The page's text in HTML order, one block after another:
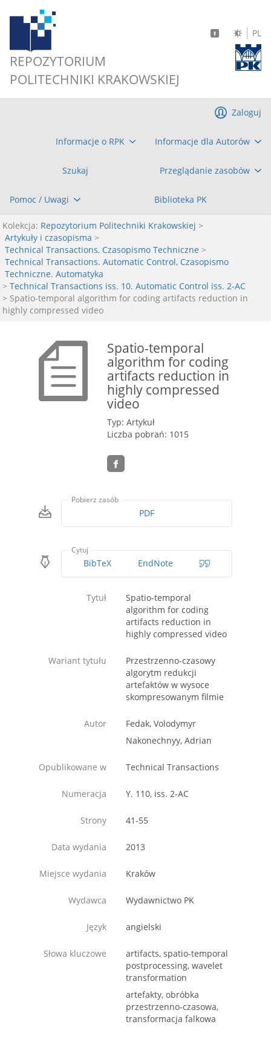
REPOZYTORIUM
POLITECHNIKI KRAKOWSKIEJ
PL
Informacje o RPK Informacje dla Autorów
Szukaj Przeglądanie zasobów
Pomoc / Uwagi Biblioteka PK
Zaloguj
Kolekcja: Repozytorium Politechniki Krakowskiej >
Artykuły i czasopisma >
Technical Transactions, Czasopismo Techniczne >
Technical Transactions. Automatic Control, Czasopismo
Techniczne. Automatyka
> Technical Transactions iss. 10. Automatic Control iss. 2-AC
> Spatio-temporal algorithm for coding artifacts reduction in
highly compressed video
Spatio-temporal
algorithm for coding
artifacts reduction in
highly compressed
video
Typ: Artykuł
Liczba pobrań: 1015
Pobierz zasób
PDF
Cytuj
BibTeX EndNote
Tytuł
Spatio-temporal
algorithm for coding
artifacts reduction in
highly compressed video
Wariant tytułu
Przestrzenno-czasowy
algorytm redukcji
artefaktów w wysoce
skompresowanym filmie
Autor
Fedak, Volodymyr
Nakonechnyy, Adrian
Opublikowane w Technical Transactions
Numeracja Y. 110, iss. 2-AC
Strony 41-55
Data wydania 2013
Miejsce wydania Kraków
Wydawca Wydawnictwo PK
Język angielski
Słowa kluczowe
artifacts, spatio-temporal
postprocessing, wavelet
transformation
artefakty, obróbka
przestrzenno-czasowa,
transformacja falkowa